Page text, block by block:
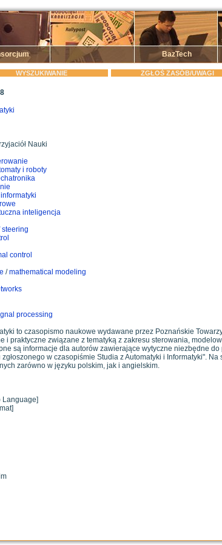
BazTech
WYSZUKIWANIE ZGŁOŚ ZASÓB/UWAGI
Nauki
i roboty
inteligencja
steering
control
/mathematical modeling
processing
to czasopismo naukowe wydawane przez Poznańskie
i praktyczne związane z tematyką z zakresu sterowania,
są informacje dla autorów zawierające wytyczne niezbędne
zgłoszonego w czasopiśmie Studia z Automatyki i Informatyki".
zarówno w języku polskim, jak i angielskim.
Language]